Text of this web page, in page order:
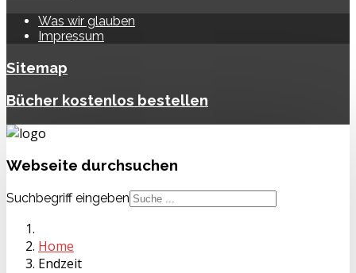
Was wir glauben
Impressum
Sitemap
Bücher kostenlos bestellen
Webseite durchsuchen
Suchbegriff eingeben
Home
Endzeit